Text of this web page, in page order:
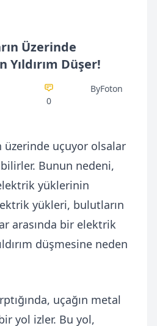
Üzerinde
Yıldırım Düşer!
0
ByFoton
üzerinde uçuyor olsalar
Bunun nedeni,
yüklerinin
yükleri, bulutların
arasında bir elektrik
düşmesine neden
uçağın metal
yol izler. Bu yol,